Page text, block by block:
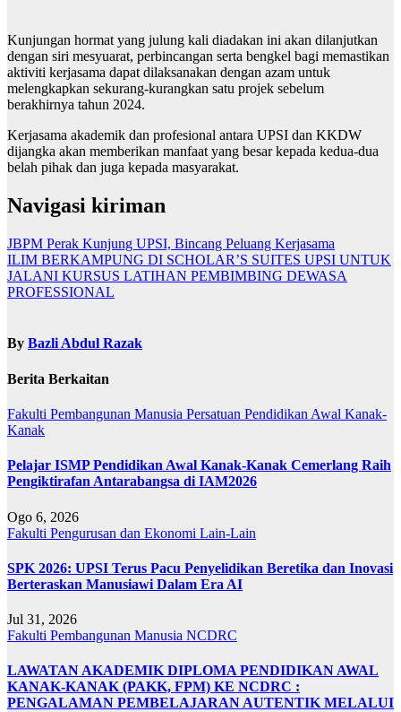
Kunjungan hormat yang julung kali diadakan ini akan dilanjutkan
dengan siri mesyuarat, perbincangan serta bengkel bagi memastikan
aktiviti kerjasama dapat dilaksanakan dengan azam untuk
melengkapkan sekurang-kurangkan satu projek sebelum
berakhirnya tahun 2024.
Kerjasama akademik dan profesional antara UPSI dan KKDW
dijangka akan memberikan manfaat yang besar kepada kedua-dua
belah pihak dan juga kepada masyarakat.
Navigasi kiriman
JBPM Perak Kunjung UPSI, Bincang Peluang Kerjasama
ILIM BERKAMPUNG DI SCHOLAR’S SUITES UPSI UNTUK
JALANI KURSUS LATIHAN PEMBIMBING DEWASA
PROFESSIONAL
By Bazli Abdul Razak
Berita Berkaitan
Fakulti Pembangunan Manusia Persatuan Pendidikan Awal Kanak-
Kanak
Pelajar ISMP Pendidikan Awal Kanak-Kanak Cemerlang Raih
Pengiktirafan Antarabangsa di IAM2026
Ogo 6, 2026
Fakulti Pengurusan dan Ekonomi Lain-Lain
SPK 2026: UPSI Terus Pacu Penyelidikan Beretika dan Inovasi
Berteraskan Manusiawi Dalam Era AI
Jul 31, 2026
Fakulti Pembangunan Manusia NCDRC
LAWATAN AKADEMIK DIPLOMA PENDIDIKAN AWAL
KANAK-KANAK (PAKK, FPM) KE NCDRC :
PENGALAMAN PEMBELAJARAN AUTENTIK MELALUI